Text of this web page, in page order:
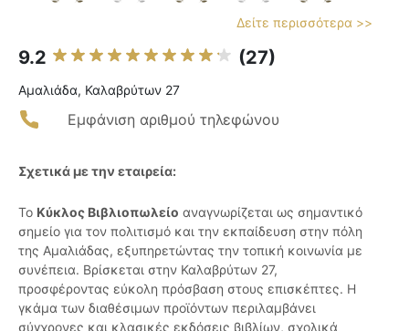
Δείτε περισσότερα >>
9.2 (27)
Αμαλιάδα, Καλαβρύτων 27
Εμφάνιση αριθμού τηλεφώνου
Σχετικά με την εταιρεία:
Το Κύκλος Βιβλιοπωλείο αναγνωρίζεται ως σημαντικό
σημείο για τον πολιτισμό και την εκπαίδευση στην πόλη
της Αμαλιάδας, εξυπηρετώντας την τοπική κοινωνία με
συνέπεια. Βρίσκεται στην Καλαβρύτων 27,
προσφέροντας εύκολη πρόσβαση στους επισκέπτες. Η
γκάμα των διαθέσιμων προϊόντων περιλαμβάνει
σύγχρονες και κλασικές εκδόσεις βιβλίων, σχολικά